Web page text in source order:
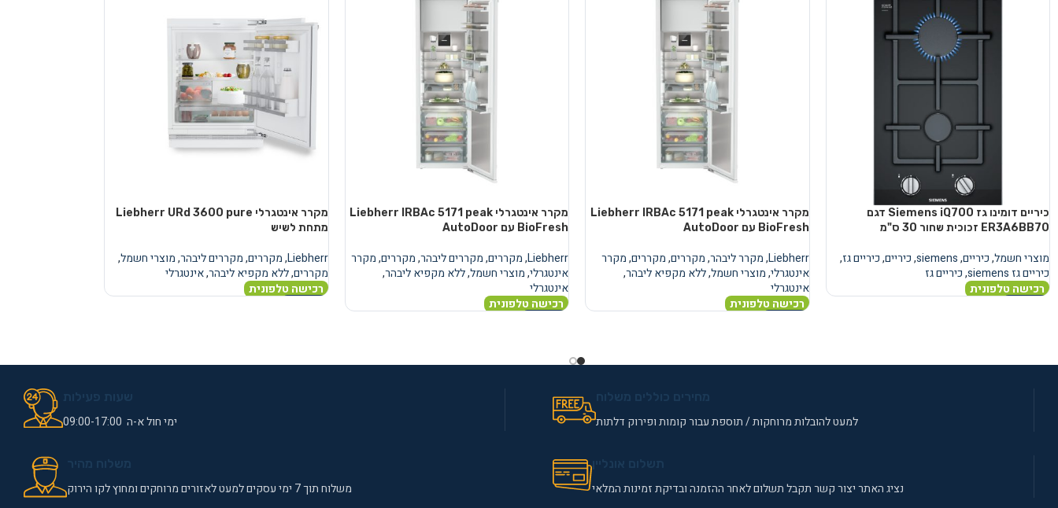
כיריים דומינו גז Siemens iQ700 דגם
ER3A6BB70 זכוכית שחור 30 ס"מ
מוצרי חשמל,כיריים,
siemens
,כיריים,כיריים גז,
כיריים גז siemens
,כיריים גז
רכישה טלפונית
מקרר אינטגרלי Liebherr IRBAc 5171 peak
BioFresh עם AutoDoor
Liebherr
,מקרר ליבהר,מקררים,מקררים,מקרר
אינטגרלי,מוצרי חשמל,ללא מקפיא ליבהר,
אינטגרלי
רכישה טלפונית
מקרר אינטגרלי Liebherr IRBAc 5171 peak
BioFresh עם AutoDoor
Liebherr
,מקררים,מקררים ליבהר,מקררים,מקרר
אינטגרלי,מוצרי חשמל,ללא מקפיא ליבהר,
אינטגרלי
רכישה טלפונית
מקרר אינטגרלי Liebherr URd 3600 pure
מתחת לשיש
Liebherr
,מקררים,מקררים ליבהר,מוצרי חשמל,
מקררים,ללא מקפיא ליבהר,אינטגרלי
רכישה טלפונית
למעט להובלות מרוחקות / תוספת עבור קומות ופירוק דלתות ימי חול א-ה 09:00-17:00
נציג האתר יצור קשר תקבל תשלום לאחר ההזמנה ובדיקת זמינות המלאי משלוח תוך 7 ימי עסקים למעט לאזורים מרוחקים ומחוץ לקו הירוק